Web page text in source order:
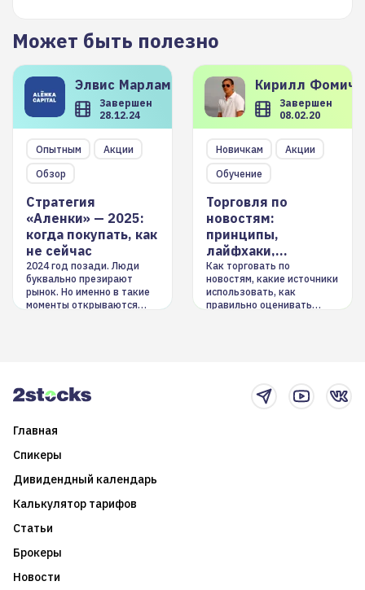
Может быть полезно
Элвис Марламов
Завершен
28.12.24
Опытным
Акции
Обзор
Стратегия
«Аленки» — 2025:
когда покупать, как
не сейчас
2024 год позади. Люди
буквально презирают
рынок. Но именно в такие
моменты открываются
Кирилл
Завершен
08.02.20
Новичкам
Акции
Обучение
Торговля по
новостям:
принципы,
лайфхаки,
инструменты
Как торговать по
новостям, какие источники
использовать, как
правильно оценивать
Главная
Спикеры
Дивидендный календарь
Калькулятор тарифов
Статьи
Брокеры
Новости